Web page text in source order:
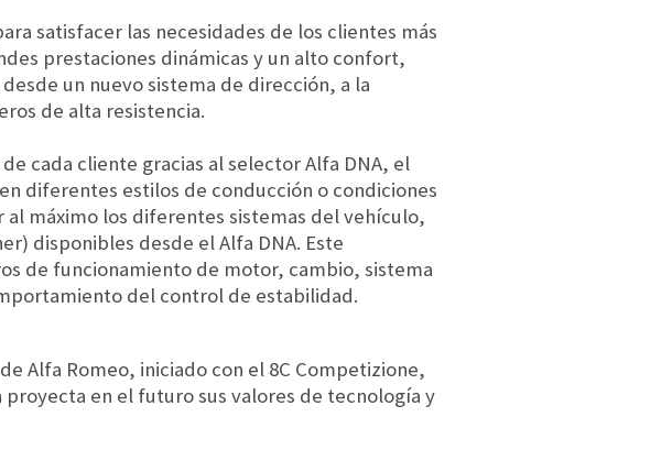
satisfacer las necesidades de los clientes más
prestaciones dinámicas y un alto confort,
un nuevo sistema de dirección, a la
de alta resistencia.
cada cliente gracias al selector Alfa DNA, el
diferentes estilos de conducción o condiciones
máximo los diferentes sistemas del vehículo,
disponibles desde el Alfa DNA. Este
de funcionamiento de motor, cambio, sistema
del control de estabilidad.
Alfa Romeo, iniciado con el 8C Competizione,
en el futuro sus valores de tecnología y